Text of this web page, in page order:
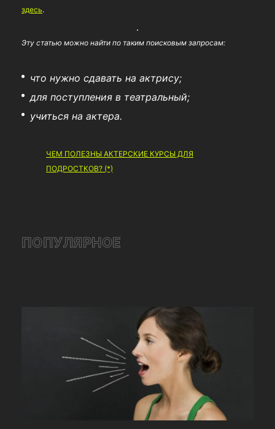
здесь.
Эту статью можно найти по таким поисковым запросам:
что нужно сдавать на актрису;
для поступления в театральный;
учиться на актера.
ЧЕМ ПОЛЕЗНЫ АКТЕРСКИЕ КУРСЫ ДЛЯ
ПОДРОСТКОВ? (*)
ПОПУЛЯРНОЕ